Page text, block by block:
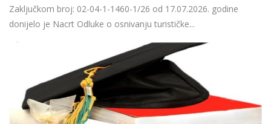
Zaključkom broj: 02-04-1-1460-1/26 od 17.07.2026. godine
donijelo je Nacrt Odluke o osnivanju turističke...
Više...